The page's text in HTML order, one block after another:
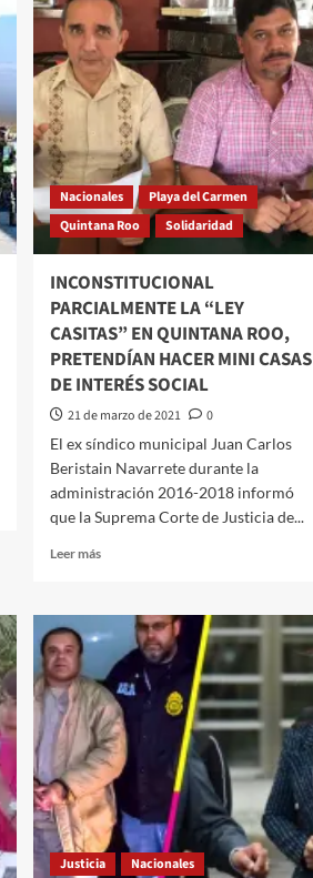
STRM
en
mesas
de
negociación
Nacionales
Playa del Carmen
Quintana Roo
Solidaridad
INCONSTITUCIONAL
PARCIALMENTE LA “LEY
CASITAS” EN QUINTANA ROO,
PRETENDÍAN HACER MINI CASAS
DE INTERÉS SOCIAL
21 de marzo de 2021
0
El ex síndico municipal Juan Carlos
Beristain Navarrete durante la
administración 2016-2018 informó
que la Suprema Corte de Justicia de...
Leer másLeer
INCONSTITUCIONAL
PARCIALMENTE
LA
“LEY
CASITAS”
EN
QUINTANA
ROO,
PRETENDÍAN
HACER
MINI
CASAS
DE
Justicia Nacionales